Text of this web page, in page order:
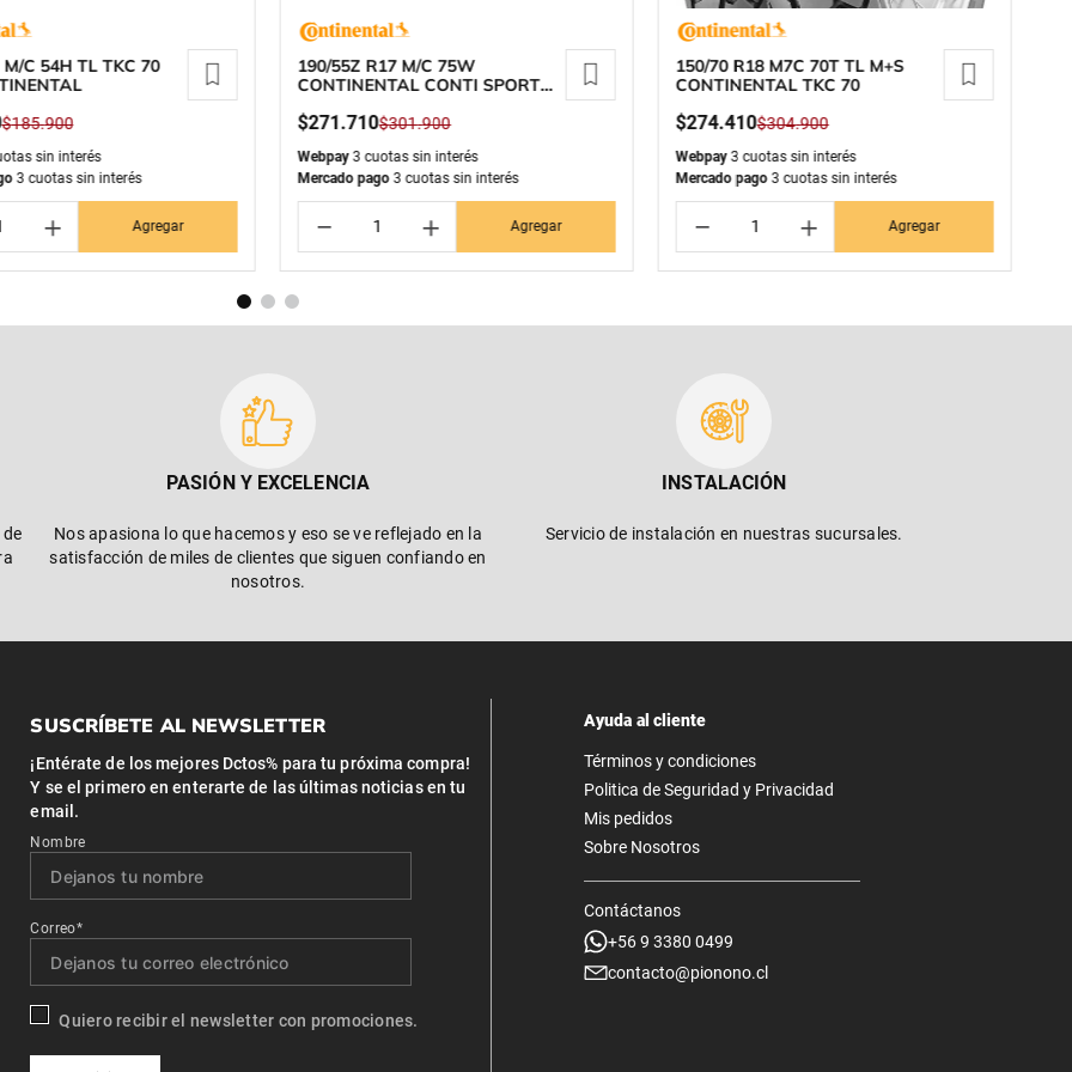
C 54H TL TKC 70
$185.900
sin interés
3 cuotas sin interés
＋ Agregar
190/55Z R17 M/C 75W
CONTINENTAL CONTI SPORT
$271.710$301.900
Webpay 3 cuotas sin interés
Mercado pago 3 cuotas sin interés
＋
－ Agregar
150/70 R18 M7C 70T TL M+S
CONTINENTAL TKC 70
$274.410$304.900
Webpay3 cuotas sin interés
Mercado pago3 cuotas sin interés
＋
－ Agregar
PASIÓN Y EXCELENCIA
Nos apasiona lo que hacemos y eso se ve reflejado en la
satisfacción de miles de clientes que siguen confiando en
nosotros.
INSTALACIÓN
Servicio de instalación en nuestras sucursales.
SUSCRÍBETE AL NEWSLETTER
¡Entérate de los mejores Dctos% para tu próxima compra!
Y se el primero en enterarte de las últimas noticias en tu
email.
Nombre
Correo*
Quiero recibir el newsletter con promociones.
Ayuda al cliente
Términos y condiciones
Politica de Seguridad y Privacidad
Mis pedidos
Sobre Nosotros
Contáctanos
+56 9 3380 0499
contacto@pionono.cl